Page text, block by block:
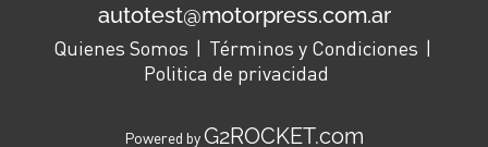
autotest@motorpress.com.ar
Quienes Somos
Términos y Condiciones
Politica de privacidad
Powered byG2ROCKET.com